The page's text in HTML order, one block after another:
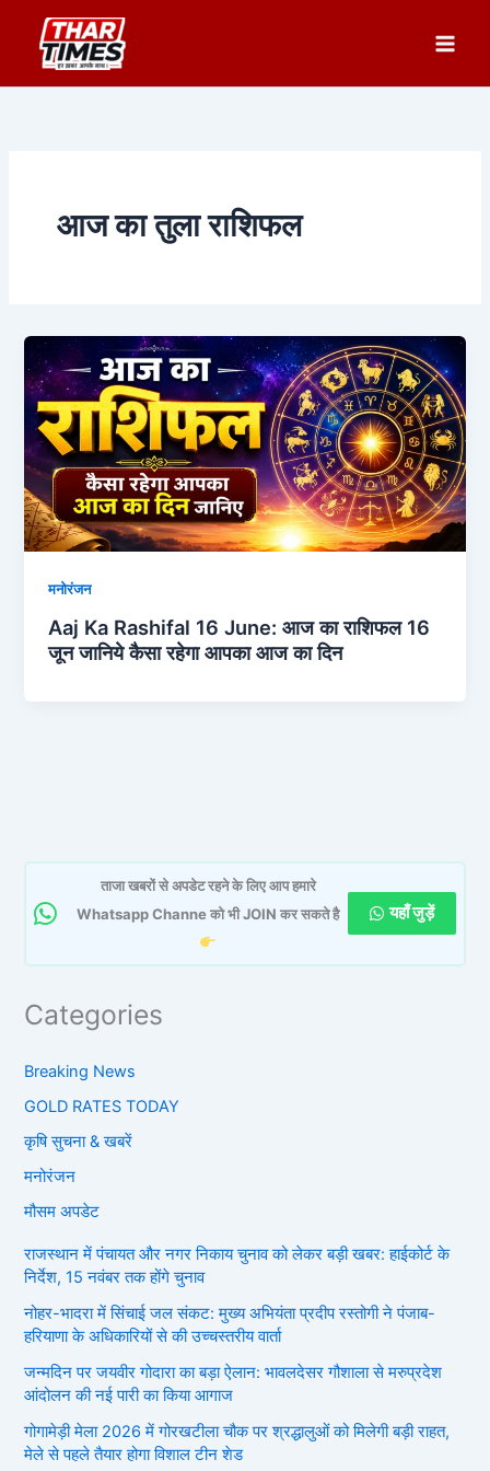
content
आज का तुला राशिफल
मनोरंजन
Aaj Ka Rashifal 16 June: आज का राशिफल 16
जून जानिये कैसा रहेगा आपका आज का दिन
ताजा खबरों से अपडेट रहने के लिए आप हमारे
Whatsapp Channe को भी JOIN कर सकते है
यहाँ जुड़ें
Categories
Breaking News
GOLD RATES TODAY
कृषि सुचना & खबरें
मनोरंजन
मौसम अपडेट
राजस्थान में पंचायत और नगर निकाय चुनाव को लेकर बड़ी खबर: हाईकोर्ट के
निर्देश, 15 नवंबर तक होंगे चुनाव
नोहर-भादरा में सिंचाई जल संकट: मुख्य अभियंता प्रदीप रस्तोगी ने पंजाब-
हरियाणा के अधिकारियों से की उच्चस्तरीय वार्ता
जन्मदिन पर जयवीर गोदारा का बड़ा ऐलान: भावलदेसर गौशाला से मरुप्रदेश
आंदोलन की नई पारी का किया आगाज
गोगामेड़ी मेला 2026 में गोरखटीला चौक पर श्रद्धालुओं को मिलेगी बड़ी राहत,
मेले से पहले तैयार होगा विशाल टीन शेड